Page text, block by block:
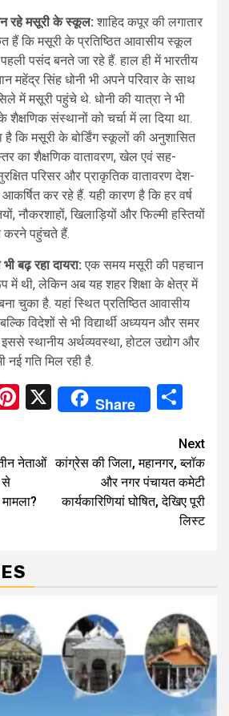
रहे मसूरी के स्कूल: शाहिद कपूर की लगातार
हैं कि मसूरी के प्रतिष्ठित आवासीय स्कूल
पहली पसंद बनते जा रहे हैं. हाल ही में भारतीय
महेंद्र सिंह धोनी भी अपने परिवार के साथ
में मसूरी पहुंचे थे. धोनी की यात्रा ने भी
शैक्षणिक संस्थानों को चर्चा में ला दिया था.
है कि मसूरी के बोर्डिंग स्कूलों की अनुशासित
का शैक्षणिक वातावरण, खेल एवं सह-
परिसर और प्राकृतिक वातावरण देश-
कर रहे हैं. यही कारण है कि हर वर्ष
नौकरशाहों, खिलाड़ियों और फिल्मी हस्तियों
करने पहुंचते हैं.
बढ़ रहा दायरा: एक समय मसूरी की पहचान
में थी, लेकिन अब यह शहर शिक्षा के क्षेत्र में
चुका है. यहां स्थित प्रतिष्ठित आवासीय
विदेशों से भी विद्यार्थी अध्ययन और समर
स्थानीय अर्थव्यवस्था, होटल उद्योग और
नई गति मिल रही है.
Pinterest
X Share
नेताओं
से
Next
कांग्रेस की जिला, महानगर, ब्लॉक
और नगर पंचायत कमेटी
कार्यकारिणियां घोषित, देखिए पूरी
लिस्ट